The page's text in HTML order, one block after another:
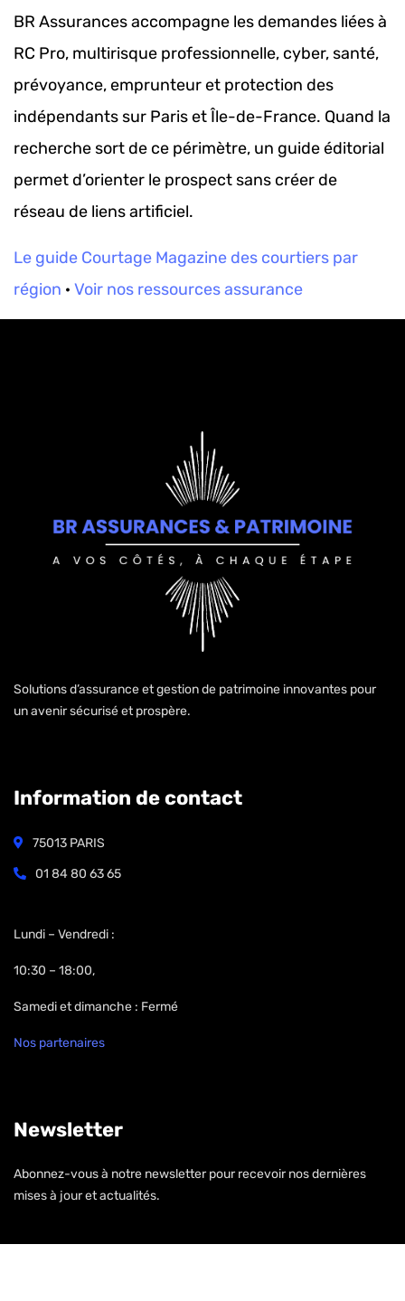
BR Assurances accompagne les demandes liées à
RC Pro, multirisque professionnelle, cyber, santé,
prévoyance, emprunteur et protection des
indépendants sur Paris et Île-de-France. Quand la
recherche sort de ce périmètre, un guide éditorial
permet d’orienter le prospect sans créer de
réseau de liens artificiel.
Le guide Courtage Magazine des courtiers par
région · Voir nos ressources assurance
Solutions d’assurance et gestion de patrimoine innovantes pour
un avenir sécurisé et prospère.
Information de contact
75013 PARIS
01 84 80 63 65
Lundi – Vendredi :
10:30 – 18:00,
Samedi et dimanche : Fermé
Nos partenaires
Newsletter
Abonnez-vous à notre newsletter pour recevoir nos dernières
mises à jour et actualités.